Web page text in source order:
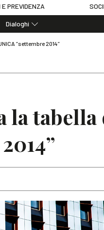
PREVIDENZA
Dialoghi
“settembre 2014”
la